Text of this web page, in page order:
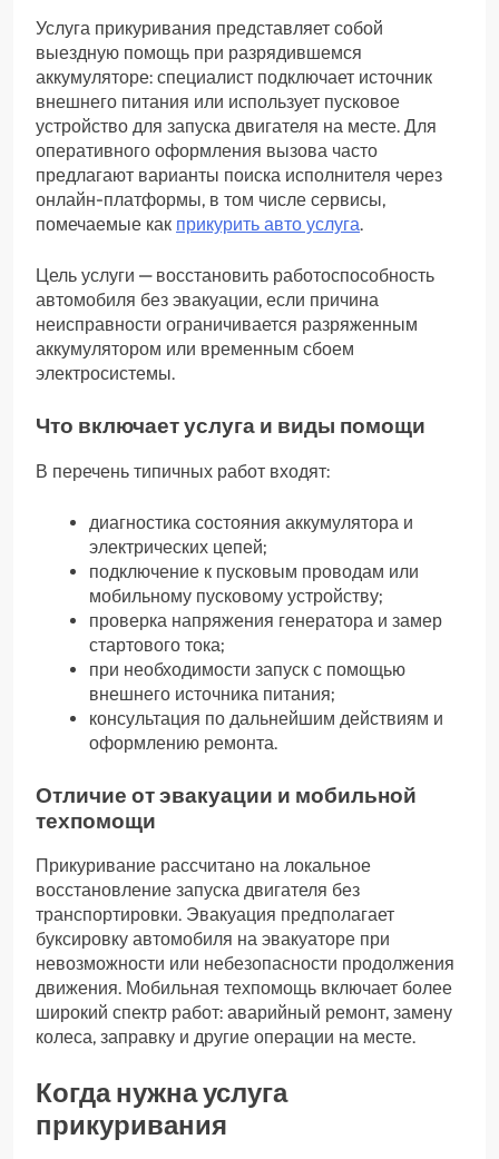
Услуга прикуривания представляет собой
выездную помощь при разрядившемся
аккумуляторе: специалист подключает источник
внешнего питания или использует пусковое
устройство для запуска двигателя на месте. Для
оперативного оформления вызова часто
предлагают варианты поиска исполнителя через
онлайн-платформы, в том числе сервисы,
помечаемые как прикурить авто услуга.
Цель услуги — восстановить работоспособность
автомобиля без эвакуации, если причина
неисправности ограничивается разряженным
аккумулятором или временным сбоем
электросистемы.
Что включает услуга и виды помощи
В перечень типичных работ входят:
диагностика состояния аккумулятора и
электрических цепей;
подключение к пусковым проводам или
мобильному пусковому устройству;
проверка напряжения генератора и замер
стартового тока;
при необходимости запуск с помощью
внешнего источника питания;
консультация по дальнейшим действиям и
оформлению ремонта.
Отличие от эвакуации и мобильной
техпомощи
Прикуривание рассчитано на локальное
восстановление запуска двигателя без
транспортировки. Эвакуация предполагает
буксировку автомобиля на эвакуаторе при
невозможности или небезопасности продолжения
движения. Мобильная техпомощь включает более
широкий спектр работ: аварийный ремонт, замену
колеса, заправку и другие операции на месте.
Когда нужна услуга
прикуривания